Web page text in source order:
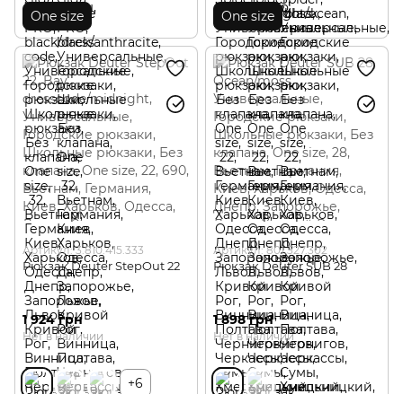
One size One size
Артикул: 3.810.415.333
Рюкзак Deuter StepOut 22
1 924 грн
Нет в наличии
+6
Артикул: 801.327.302
Рюкзак Deuter SUB 28
1 898 грн
Нет в наличии